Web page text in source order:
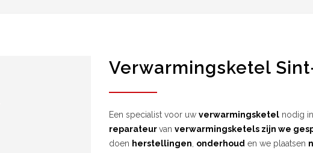
Verwarmingsketel
Een specialist voor uw verwarmingsketel nodig in
reparateurvan verwarmingsketels zijn we
doen herstellingen onderhoud en we plaatsen